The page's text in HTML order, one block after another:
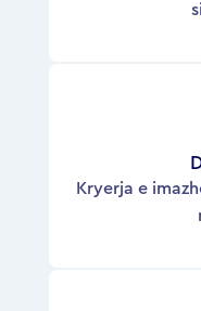
Kryerja e